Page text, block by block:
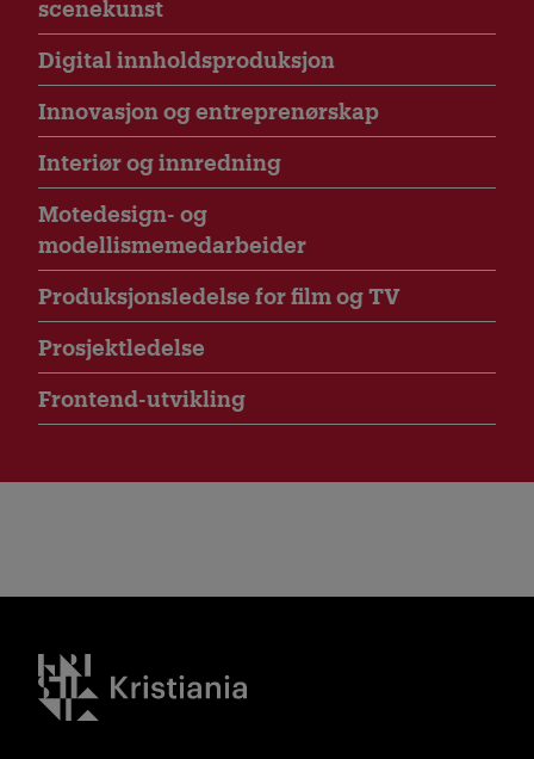
scenekunst
Digital innholdsproduksjon
Innovasjon og entreprenørskap
Interiør og innredning
Motedesign- og
modellismemedarbeider
Produksjonsledelse for film og TV
Prosjektledelse
Frontend-utvikling
Kristiania logo